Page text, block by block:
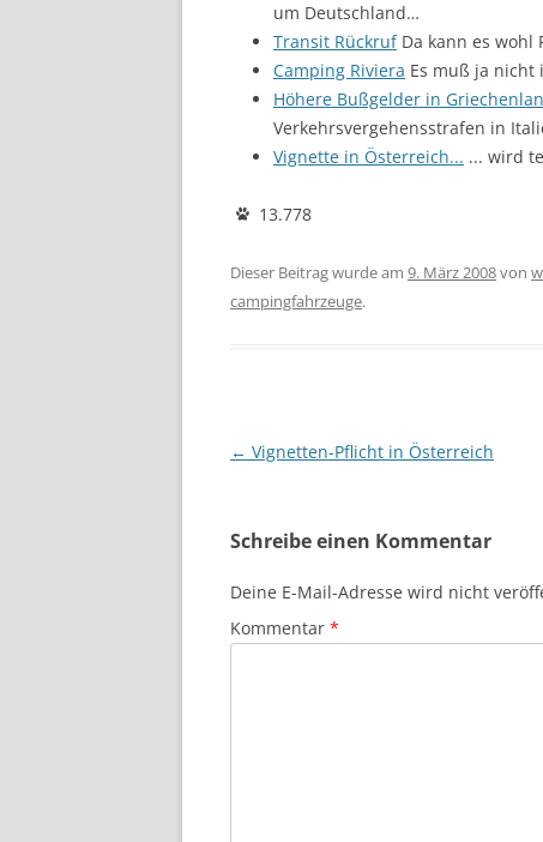
um Deutschland…
Transit RückrufDa kann es wohl
Camping Riviera Es muß ja
Höhere Bußgelder in
Verkehrsvergehensstrafen in
Vignette in Österreich... ... wird
13.778
Dieser Beitrag wurde am 9. März 2008von
campingfahrzeuge.
Beitragsnavigation
← Vignetten-Pflicht in Österreich
Schreibe einen Kommentar
Deine E-Mail-Adresse wird nicht
Kommentar *